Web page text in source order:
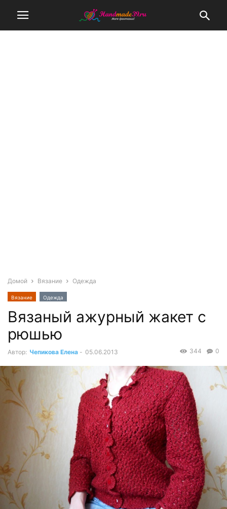
Домой Вязание Одежда
Вязание Одежда
Вязаный ажурный жакет с
рюшью
Автор: Чепикова Елена - 05.06.2013 0
344